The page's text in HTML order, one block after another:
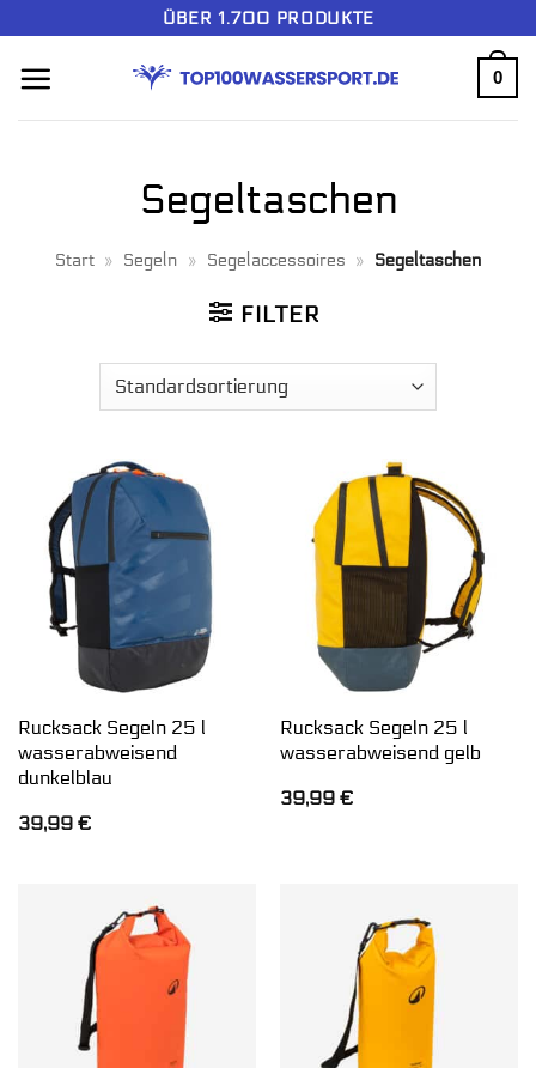
springen
ÜBER 1.700 PRODUKTE
0
Segeltaschen
Start » Segeln » Segelaccessoires » Segeltaschen
FILTER
Rucksack Segeln 25 l
wasserabweisend
dunkelblau
39,99 €
Rucksack Segeln 25 l
wasserabweisend gelb
39,99 €